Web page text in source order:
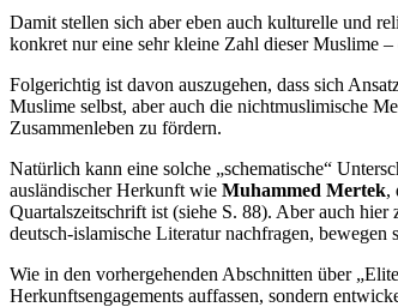
Damit stellen sich aber eben auch kulturelle und
konkret nur eine sehr kleine Zahl dieser Muslime
Folgerichtig ist davon auszugehen, dass sich
Muslime selbst, aber auch die nichtmuslimische
Zusammenleben zu fördern.
Natürlich kann eine solche „schematische“
ausländischer Herkunft wie Muhammed Mertek,
Quartalszeitschrift ist (siehe S. 88). Aber auch
deutsch-islamische Literatur nachfragen,
Wie in den vorhergehenden Abschnitten über
Herkunftsengagements auffassen, sondern